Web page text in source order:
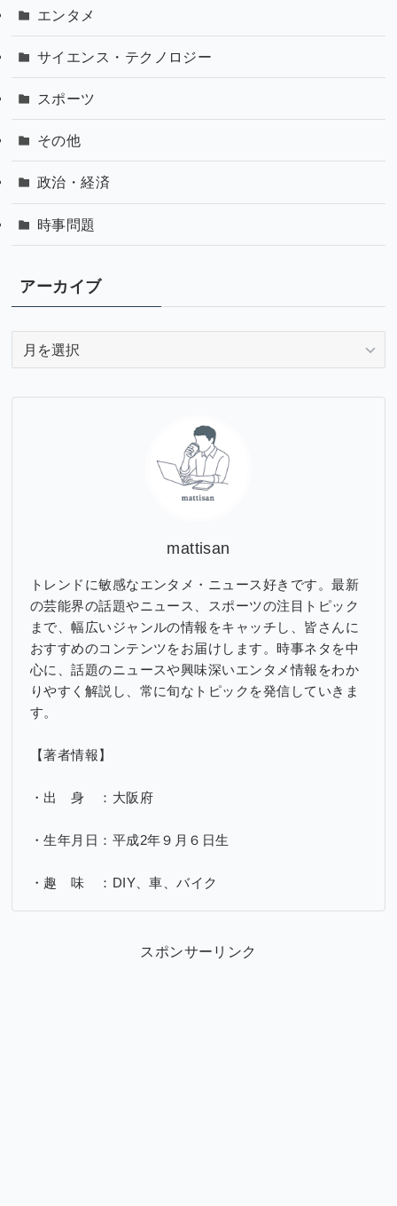
エンタメ
サイエンス・テクノロジー
スポーツ
その他
政治・経済
時事問題
アーカイブ
mattisan
トレンドに敏感なエンタメ・ニュース好きです。最新
の芸能界の話題やニュース、スポーツの注目トピック
まで、幅広いジャンルの情報をキャッチし、皆さんに
おすすめのコンテンツをお届けします。時事ネタを中
心に、話題のニュースや興味深いエンタメ情報をわか
りやすく解説し、常に旬なトピックを発信していきま
す。
【著者情報】
・出 身 ：大阪府
・生年月日：平成2年９月６日生
・趣 味 ：DIY、車、バイク
スポンサーリンク